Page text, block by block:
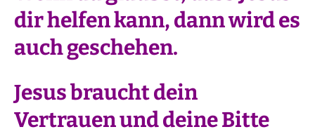
dir helfen kann, dann wird es
auch geschehen.
Jesus braucht dein
Vertrauen und deine Bitte